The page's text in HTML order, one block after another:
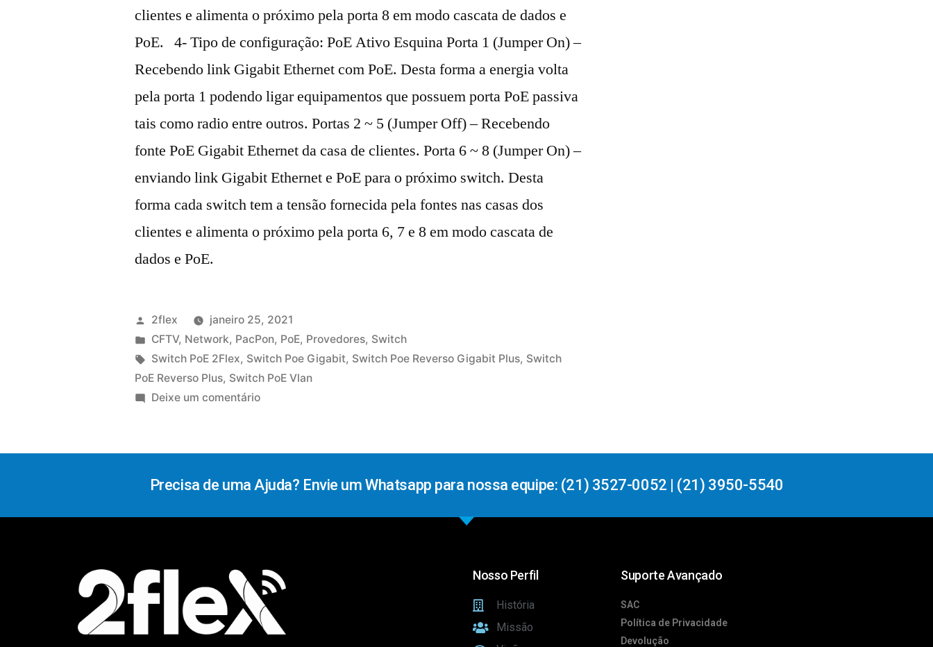
clientes e alimenta o próximo pela porta 8 em modo cascata de dados e
PoE. 4- Tipo de configuração: PoE Ativo Esquina Porta 1 (Jumper On) –
Recebendo link Gigabit Ethernet com PoE. Desta forma a energia volta
pela porta 1 podendo ligar equipamentos que possuem porta PoE passiva
tais como radio entre outros. Portas 2 ~ 5 (Jumper Off) – Recebendo
fonte PoE Gigabit Ethernet da casa de clientes. Porta 6 ~ 8 (Jumper On) –
enviando link Gigabit Ethernet e PoE para o próximo switch. Desta
forma cada switch tem a tensão fornecida pela fontes nas casas dos
clientes e alimenta o próximo pela porta 6, 7 e 8 em modo cascata de
dados e PoE.
2flex
janeiro 25, 2021
CFTV, Network, PacPon, PoE, Provedores, Switch
Switch PoE 2Flex, Switch Poe Gigabit, Switch Poe Reverso Gigabit Plus, Switch
PoE Reverso Plus, Switch PoE Vlan
Deixe um comentário
Precisa de uma Ajuda? Envie um Whatsapp para nossa equipe: (21) 3527-0052 | (21) 3950-5540
Nosso Perfil
História
Missão
Suporte Avançado
SAC
Política de Privacidade
Devolução